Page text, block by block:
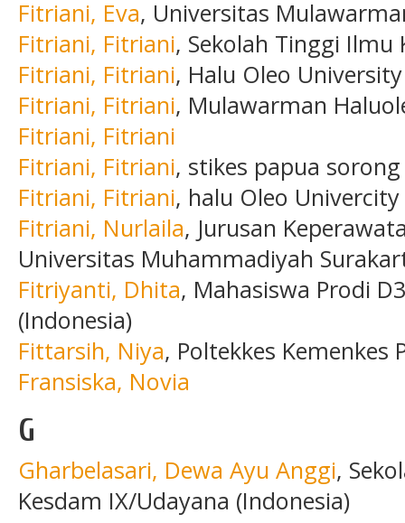
Fitriani, Eva, Universitas
Fitriani, Fitriani, Sekolah Tinggi Ilmu
Fitriani, Fitriani, Halu Oleo
Fitriani, Fitriani, Mulawarman
Fitriani, Fitriani
Fitriani, Fitriani, stikes papua
Fitriani, Fitriani, halu Oleo
Fitriani, Nurlaila, Jurusan
Universitas Muhammadiyah
Fitriyanti, Dhita, Mahasiswa Prodi
(Indonesia)
Fittarsih, Niya, Poltekkes Kemenkes
Fransiska, Novia
G
Gharbelasari, Dewa Ayu Anggi,
Kesdam IX/Udayana (Indonesia)